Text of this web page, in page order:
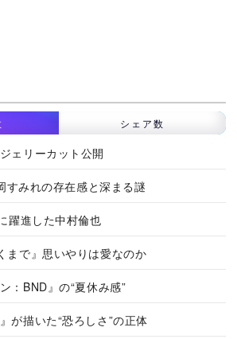
シェア数
ェリーカット公開
すみれの存在感と深まる謎
躍進した中村倫也
まで』思いやりは愛なのか
：BND』の“夏休み感”
が描いた“恐ろしさ”の正体